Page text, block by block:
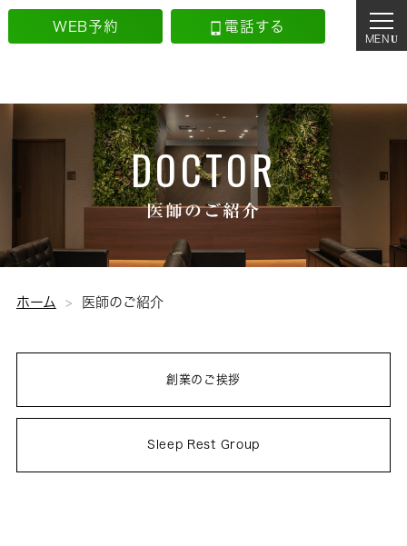
WEB予約 電話する
DOCTOR
医師のご紹介
ホーム 医師のご紹介
創業のご挨拶
Sleep Rest Group